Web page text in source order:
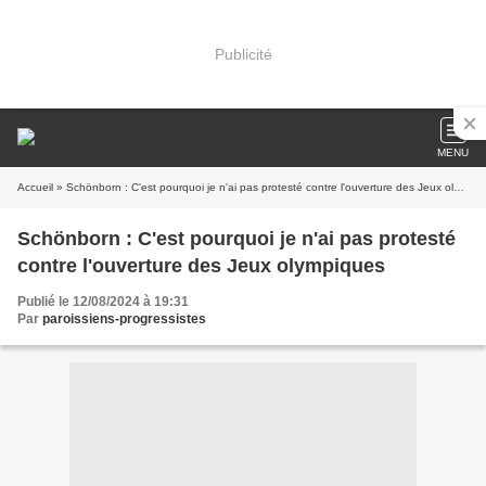
Publicité
MENU
Accueil » Schönborn : C'est pourquoi je n'ai pas protesté contre l'ouverture des Jeux olympiques
Schönborn : C'est pourquoi je n'ai pas protesté
contre l'ouverture des Jeux olympiques
Publié le 12/08/2024 à 19:31
Par paroissiens-progressistes